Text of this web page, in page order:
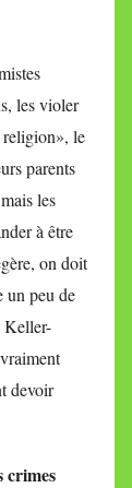
les violer
religion», le
parents
les
à être
on doit
un peu de
Keller-
devoir
crimes